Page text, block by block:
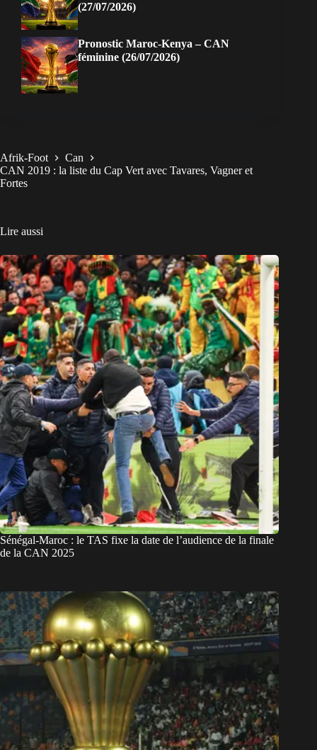
(27/07/2026)
Pronostic Maroc-Kenya – CAN
féminine (26/07/2026)
Afrik-Foot
Can
CAN 2019 : la liste du Cap Vert avec Tavares, Vagner et
Fortes
Lire aussi
Sénégal-Maroc : le TAS fixe la date de l’audience de la finale
de la CAN 2025